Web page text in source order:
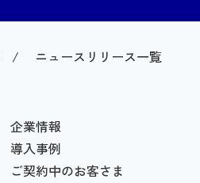
ニュースリリース一覧
企業情報
導入事例
ご契約中のお客さま